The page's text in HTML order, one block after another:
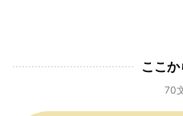
ここ
70